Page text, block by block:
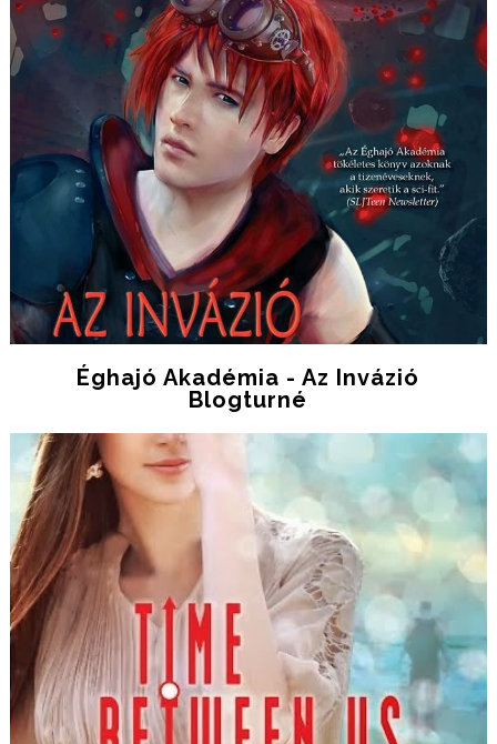
Éghajó Akadémia - Az Invázió
Blogturné